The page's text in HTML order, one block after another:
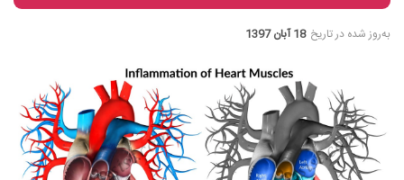
به‌روز شده در تاریخ 18 آبان 1397